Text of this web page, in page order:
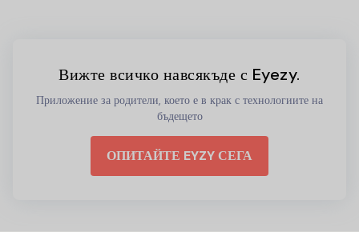
Вижте всичко навсякъде с Eyezy.
Приложение за родители, което е в крак с технологиите на
бъдещето
ОПИТАЙТЕ EYZY СЕГА